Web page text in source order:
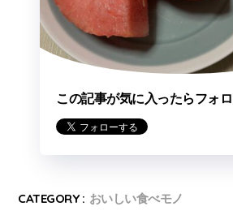
この記事が気に入ったらフォ
CATEGORY : おいしい食べモノ